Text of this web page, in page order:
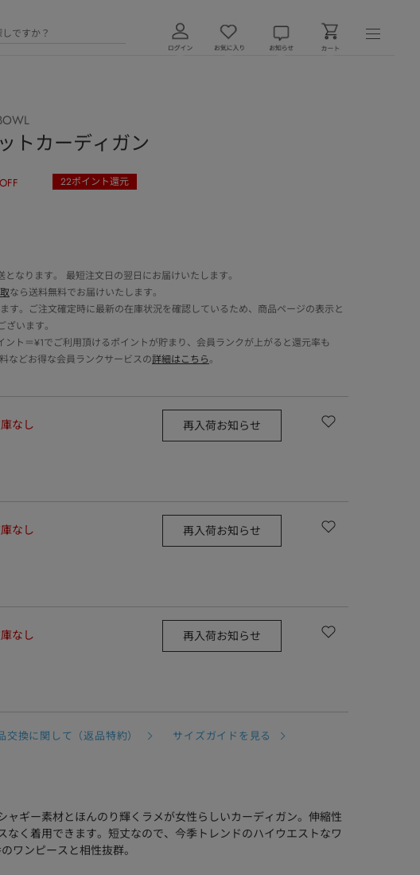
トカーディガン
22ポイント還元
なります。 最短注文日の翌日にお届けいたします。
なら送料無料でお届けいたします。
す。ご注文確定時に最新の在庫状況を確認しているため、商品ページの表示と
います。
ント＝¥1でご利用頂けるポイントが貯まり、会員ランクが上がると還元率も
などお得な会員ランクサービスの詳細はこちら。
なし 再入荷お知らせ
なし 再入荷お知らせ
なし 再入荷お知らせ
交換に関して（返品特約）
サイズガイドを見る
ャギー素材とほんのり輝くラメが女性らしいカーディガン。伸縮性
なく着用できます。短丈なので、今季トレンドのハイウエストなワ
ワンピースと相性抜群。